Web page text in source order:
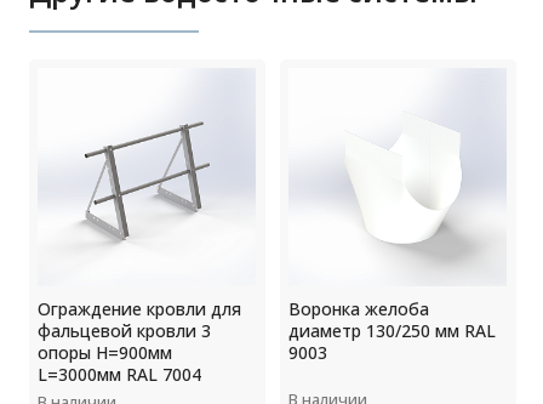
Ограждение кровли для
фальцевой кровли 3
опоры H=900мм
L=3000мм RAL 7004
Воронка желоба
диаметр 130/250 мм RAL
9003